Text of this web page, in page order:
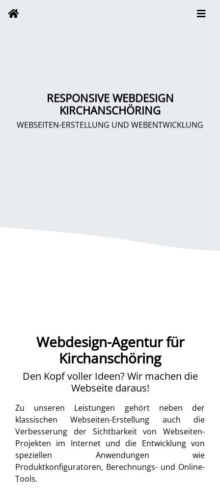
RESPONSIVE WEBDESIGN
KIRCHANSCHÖRING
WEBSEITEN-ERSTELLUNG UND WEBENTWICKLUNG
Webdesign-Agentur für
Kirchanschöring
Den Kopf voller Ideen? Wir machen die
Webseite daraus!
Zu unseren Leistungen gehört neben der
klassischen Webseiten-Erstellung auch die
Verbesserung der Sichtbarkeit von Webseiten-
Projekten im Internet und die Entwicklung von
speziellen Anwendungen wie
Produktkonfiguratoren, Berechnungs- und Online-
Tools.